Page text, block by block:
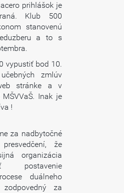
prihlášok je
Klub 500
stanovenú
a to s
vypustiť bod 10.
zmlúv
stránke a v
Inak je
!
za nadbytočné
že
organizácia
postavenie
duálneho
za